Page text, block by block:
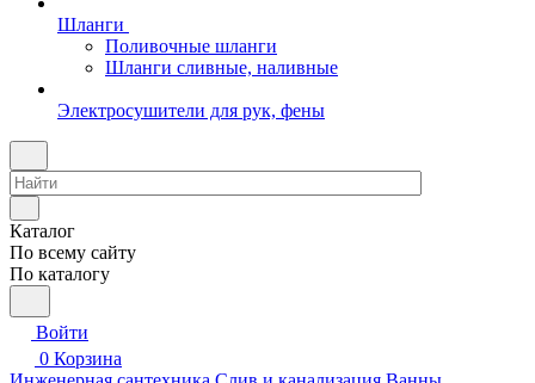
Шланги
Поливочные шланги
Шланги сливные, наливные
Электросушители для рук, фены
Каталог
По всему сайту
По каталогу
Войти
0 Корзина